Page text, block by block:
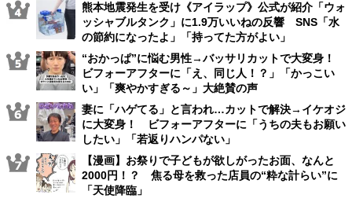
熊本地震発生を受け《アイラップ》公式が紹介「ウォ
ッシャブルタンク」に1.9万いいねの反響 SNS「水
の節約になったよ」「持ってた方がよい」
“おかっぱ”に悩む男性→バッサリカットで大変身！
ビフォーアフターに「え、同じ人！？」「かっこい
い」「爽やかすぎる～」大絶賛の声
妻に「ハゲてる」と言われ…カットで解決→イケオジ
に大変身！ ビフォーアフターに「うちの夫もお願い
したい」「若返りハンパない」
【漫画】お祭りで子どもが欲しがったお面、なんと
2000円！？ 焦る母を救った店員の“粋な計らい”に
「天使降臨」